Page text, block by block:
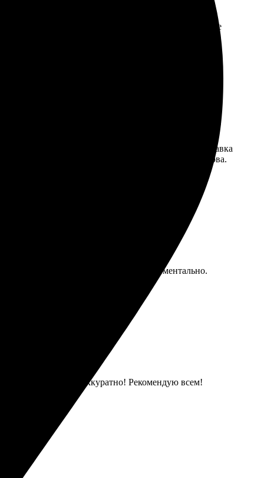
интерфейса на сайте, легко выбрал дизайн. После
Буду обращаться вновь, хочется попробовать
сотрудники быстро ответили на все вопросы. Доставка
оформление упаковки. Буду заказывать снова.
отличная, все вопросы решены моментально.
быстро и очень аккуратно! Рекомендую всем!